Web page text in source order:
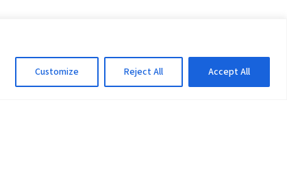
Customize Reject All Accept All